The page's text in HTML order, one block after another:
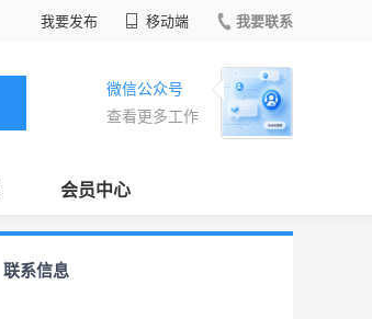
我要发布 移动端 我要联系
微信公众号
查看更多工作
会员中心
联系信息